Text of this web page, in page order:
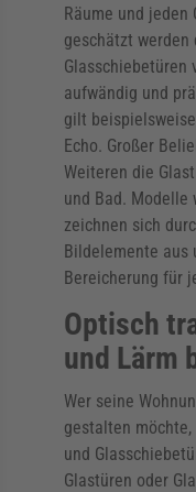
Räume und jeden
geschätzt werden
Glasschiebetüren
aufwändig und
gilt
Echo. Großer
Weiteren die
und Bad. Modelle
zeichnen sich
Bildelemente aus
Bereicherung für
Optisch
und Lärm
Wer seine
gestalten
und
Glastüren oder